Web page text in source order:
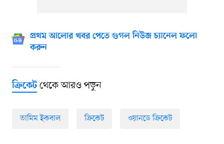
প্রথম আলোর খবর পেতে গুগল নিউজ চ্যানেল ফলো
করুন
ক্রিকেটথেকে আরও পড়ুন
তামিম ইকবাল ক্রিকেট ওয়ানডে ক্রিকেট